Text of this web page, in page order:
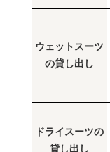
ウェットスーツ
の貸し出し
ドライスーツの
貸し出し